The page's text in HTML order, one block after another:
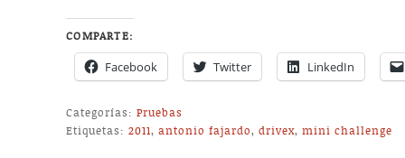
COMPARTE:
Facebook Twitter LinkedIn
Categorías: Pruebas
Etiquetas: 2011,antonio fajardo,drivex,mini challenge